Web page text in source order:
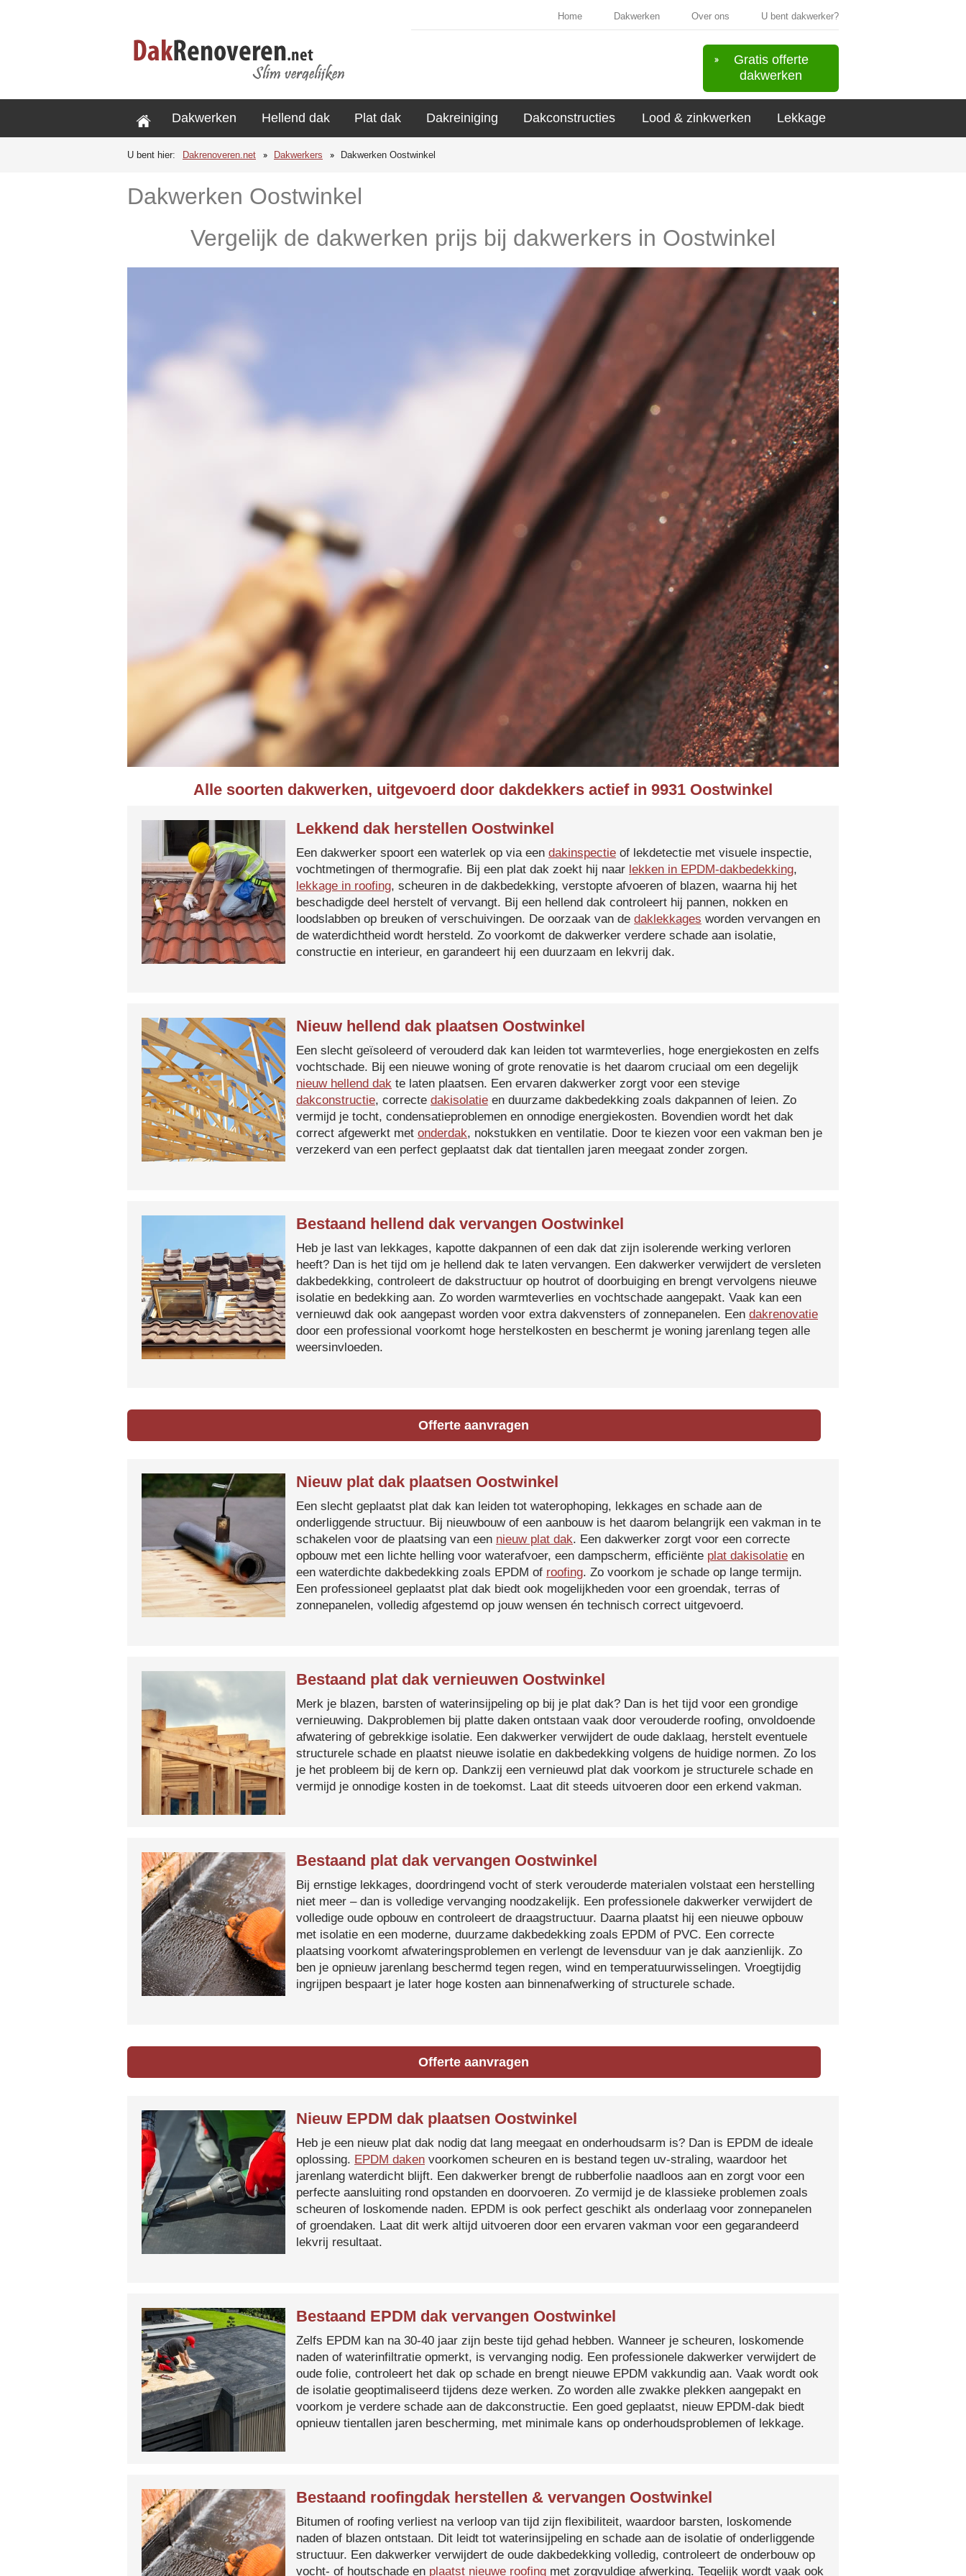
Home Dakwerken Over ons U bent dakwerker?
Gratis offerte
dakwerken
Dakwerken Hellend dak Plat dak Dakreiniging Dakconstructies Lood & zinkwerken Lekkage
U bent hier: Dakrenoveren.net Dakwerkers Dakwerken Oostwinkel
Dakwerken Oostwinkel
Vergelijk de dakwerken prijs bij dakwerkers in Oostwinkel
Alle soorten dakwerken, uitgevoerd door dakdekkers actief in 9931 Oostwinkel
Lekkend dak herstellen Oostwinkel
Een dakwerker spoort een waterlek op via een dakinspectie of lekdetectie met visuele inspectie,
vochtmetingen of thermografie. Bij een plat dak zoekt hij naar lekken in EPDM-dakbedekking,
lekkage in roofing, scheuren in de dakbedekking, verstopte afvoeren of blazen, waarna hij het
beschadigde deel herstelt of vervangt. Bij een hellend dak controleert hij pannen, nokken en
loodslabben op breuken of verschuivingen. De oorzaak van de daklekkages worden vervangen en
de waterdichtheid wordt hersteld. Zo voorkomt de dakwerker verdere schade aan isolatie,
constructie en interieur, en garandeert hij een duurzaam en lekvrij dak.
Nieuw hellend dak plaatsen Oostwinkel
Een slecht geïsoleerd of verouderd dak kan leiden tot warmteverlies, hoge energiekosten en zelfs
vochtschade. Bij een nieuwe woning of grote renovatie is het daarom cruciaal om een degelijk
nieuw hellend dak te laten plaatsen. Een ervaren dakwerker zorgt voor een stevige
dakconstructie, correcte dakisolatie en duurzame dakbedekking zoals dakpannen of leien. Zo
vermijd je tocht, condensatieproblemen en onnodige energiekosten. Bovendien wordt het dak
correct afgewerkt met onderdak, nokstukken en ventilatie. Door te kiezen voor een vakman ben je
verzekerd van een perfect geplaatst dak dat tientallen jaren meegaat zonder zorgen.
Bestaand hellend dak vervangen Oostwinkel
Heb je last van lekkages, kapotte dakpannen of een dak dat zijn isolerende werking verloren
heeft? Dan is het tijd om je hellend dak te laten vervangen. Een dakwerker verwijdert de versleten
dakbedekking, controleert de dakstructuur op houtrot of doorbuiging en brengt vervolgens nieuwe
isolatie en bedekking aan. Zo worden warmteverlies en vochtschade aangepakt. Vaak kan een
vernieuwd dak ook aangepast worden voor extra dakvensters of zonnepanelen. Een dakrenovatie
door een professional voorkomt hoge herstelkosten en beschermt je woning jarenlang tegen alle
weersinvloeden.
Offerte aanvragen
Nieuw plat dak plaatsen Oostwinkel
Een slecht geplaatst plat dak kan leiden tot waterophoping, lekkages en schade aan de
onderliggende structuur. Bij nieuwbouw of een aanbouw is het daarom belangrijk een vakman in te
schakelen voor de plaatsing van een nieuw plat dak. Een dakwerker zorgt voor een correcte
opbouw met een lichte helling voor waterafvoer, een dampscherm, efficiënte plat dakisolatie en
een waterdichte dakbedekking zoals EPDM of roofing. Zo voorkom je schade op lange termijn.
Een professioneel geplaatst plat dak biedt ook mogelijkheden voor een groendak, terras of
zonnepanelen, volledig afgestemd op jouw wensen én technisch correct uitgevoerd.
Bestaand plat dak vernieuwen Oostwinkel
Merk je blazen, barsten of waterinsijpeling op bij je plat dak? Dan is het tijd voor een grondige
vernieuwing. Dakproblemen bij platte daken ontstaan vaak door verouderde roofing, onvoldoende
afwatering of gebrekkige isolatie. Een dakwerker verwijdert de oude daklaag, herstelt eventuele
structurele schade en plaatst nieuwe isolatie en dakbedekking volgens de huidige normen. Zo los
je het probleem bij de kern op. Dankzij een vernieuwd plat dak voorkom je structurele schade en
vermijd je onnodige kosten in de toekomst. Laat dit steeds uitvoeren door een erkend vakman.
Bestaand plat dak vervangen Oostwinkel
Bij ernstige lekkages, doordringend vocht of sterk verouderde materialen volstaat een herstelling
niet meer – dan is volledige vervanging noodzakelijk. Een professionele dakwerker verwijdert de
volledige oude opbouw en controleert de draagstructuur. Daarna plaatst hij een nieuwe opbouw
met isolatie en een moderne, duurzame dakbedekking zoals EPDM of PVC. Een correcte
plaatsing voorkomt afwateringsproblemen en verlengt de levensduur van je dak aanzienlijk. Zo
ben je opnieuw jarenlang beschermd tegen regen, wind en temperatuurwisselingen. Vroegtijdig
ingrijpen bespaart je later hoge kosten aan binnenafwerking of structurele schade.
Offerte aanvragen
Nieuw EPDM dak plaatsen Oostwinkel
Heb je een nieuw plat dak nodig dat lang meegaat en onderhoudsarm is? Dan is EPDM de ideale
oplossing. EPDM daken voorkomen scheuren en is bestand tegen uv-straling, waardoor het
jarenlang waterdicht blijft. Een dakwerker brengt de rubberfolie naadloos aan en zorgt voor een
perfecte aansluiting rond opstanden en doorvoeren. Zo vermijd je de klassieke problemen zoals
scheuren of loskomende naden. EPDM is ook perfect geschikt als onderlaag voor zonnepanelen
of groendaken. Laat dit werk altijd uitvoeren door een ervaren vakman voor een gegarandeerd
lekvrij resultaat.
Bestaand EPDM dak vervangen Oostwinkel
Zelfs EPDM kan na 30-40 jaar zijn beste tijd gehad hebben. Wanneer je scheuren, loskomende
naden of waterinfiltratie opmerkt, is vervanging nodig. Een professionele dakwerker verwijdert de
oude folie, controleert het dak op schade en brengt nieuwe EPDM vakkundig aan. Vaak wordt ook
de isolatie geoptimaliseerd tijdens deze werken. Zo worden alle zwakke plekken aangepakt en
voorkom je verdere schade aan de dakconstructie. Een goed geplaatst, nieuw EPDM-dak biedt
opnieuw tientallen jaren bescherming, met minimale kans op onderhoudsproblemen of lekkage.
Bestaand roofingdak herstellen & vervangen Oostwinkel
Bitumen of roofing verliest na verloop van tijd zijn flexibiliteit, waardoor barsten, loskomende
naden of blazen ontstaan. Dit leidt tot waterinsijpeling en schade aan de isolatie of onderliggende
structuur. Een dakwerker verwijdert de oude dakbedekking volledig, controleert de onderbouw op
vocht- of houtschade en plaatst nieuwe roofing met zorgvuldige afwerking. Tegelijk wordt vaak ook